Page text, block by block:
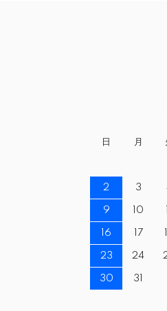
日 月
2 3
9 10
16 17
23 24
30 31